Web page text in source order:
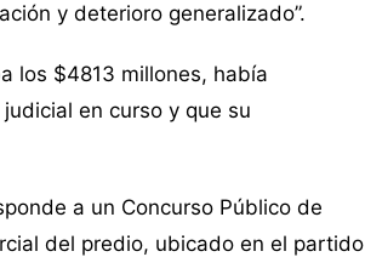
y deterioro generalizado”.
los $4813 millones, había
en curso y que su
a un Concurso Público de
del predio, ubicado en el partido